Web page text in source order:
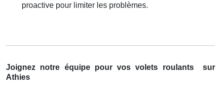
proactive pour limiter les problèmes.
Joignez notre équipe pour vos volets roulants
sur
Athies